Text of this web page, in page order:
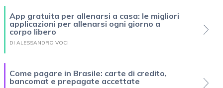
App gratuita per allenarsi a casa: le migliori
applicazioni per allenarsi ogni giorno a
corpo libero
DI ALESSANDRO VOCI
Come pagare in Brasile: carte di credito,
bancomat e prepagate accettate